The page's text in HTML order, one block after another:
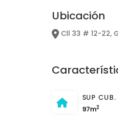
Ubicación
Cll 33 # 12-22,
SUP CUB.
97m2